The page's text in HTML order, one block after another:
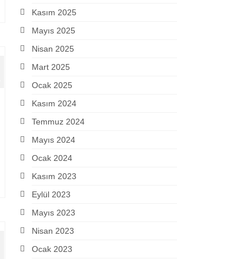
Kasım 2025
Mayıs 2025
Nisan 2025
Mart 2025
Ocak 2025
Kasım 2024
Temmuz 2024
Mayıs 2024
Ocak 2024
Kasım 2023
Eylül 2023
Mayıs 2023
Nisan 2023
Ocak 2023